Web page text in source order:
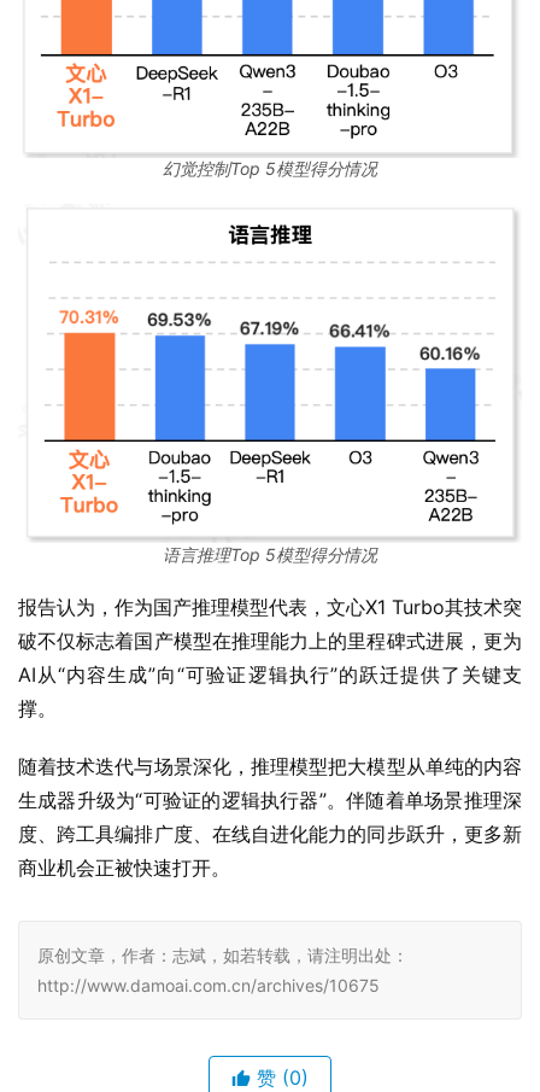
幻觉控制Top 5模型得分情况
语言推理Top 5模型得分情况
报告认为，作为国产推理模型代表，文心X1 Turbo其技术突
破不仅标志着国产模型在推理能力上的里程碑式进展，更为
AI从“内容生成”向“可验证逻辑执行”的跃迁提供了关键支
撑。
随着技术迭代与场景深化，推理模型把大模型从单纯的内容
生成器升级为“可验证的逻辑执行器”。伴随着单场景推理深
度、跨工具编排广度、在线自进化能力的同步跃升，更多新
商业机会正被快速打开。
原创文章，作者：志斌，如若转载，请注明出处：
http://www.damoai.com.cn/archives/10675
赞 (0)